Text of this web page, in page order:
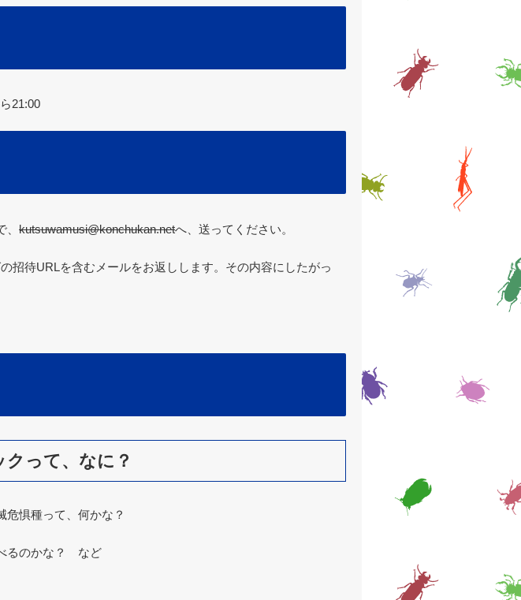
21:00
kutsuwamusi@konchukan.netへ、送ってください。
招待URLを含むメールをお返しします。その内容にしたがっ
って、なに？
危惧種って、何かな？
るのかな？ など